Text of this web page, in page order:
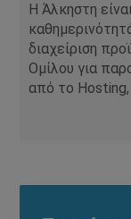
Η Άλκηστη
διαχείριση
Ομίλου για
από το